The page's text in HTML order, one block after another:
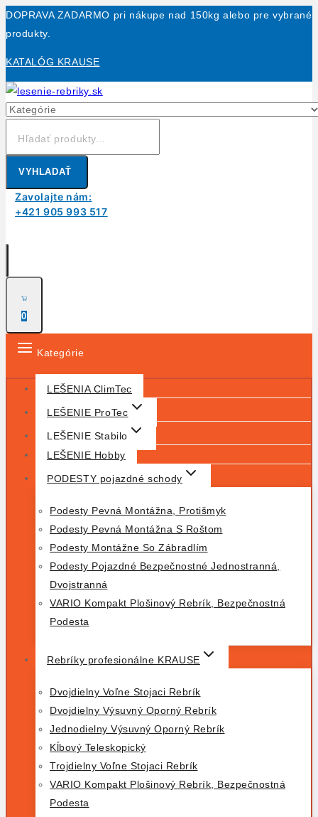
Skip
to
DOPRAVA ZADARMO pri nákupe nad 150kg alebo pre vybrané
produkty.
KATALÓG KRAUSE
VYHLADAŤ
Zavolajte nám:
+421 905 993 517
0
Kategórie
LEŠENIA ClimTec
LEŠENIE ProTec
LEŠENIE Stabilo
LEŠENIE Hobby
PODESTY pojazdné schody
Podesty Pevná Montážna, Protišmyk
Podesty Pevná Montážna S Roštom
Podesty Montážne So Zábradlím
Podesty Pojazdné Bezpečnostné Jednostranná,
Dvojstranná
VARIO Kompakt Plošinový Rebrík, Bezpečnostná
Podesta
Rebríky profesionálne KRAUSE
Dvojdielny Voľne Stojaci Rebrík
Dvojdielny Výsuvný Oporný Rebrík
Jednodielny Výsuvný Oporný Rebrík
Kĺbový Teleskopický
Trojdielny Voľne Stojaci Rebrík
VARIO Kompakt Plošinový Rebrík, Bezpečnostná
Podesta